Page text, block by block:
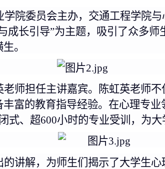
学院委员会主办，交通工程学院
成长引导”为主题，吸引了众多师
。
师担任主讲嘉宾。陈虹英老师不
富的教育指导经验。在心理专
式、超600小时的专业受训，为大
讲解，为师生们揭示了大学生心